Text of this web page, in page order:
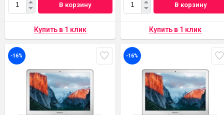
В корзину В корзину
-16% -16%